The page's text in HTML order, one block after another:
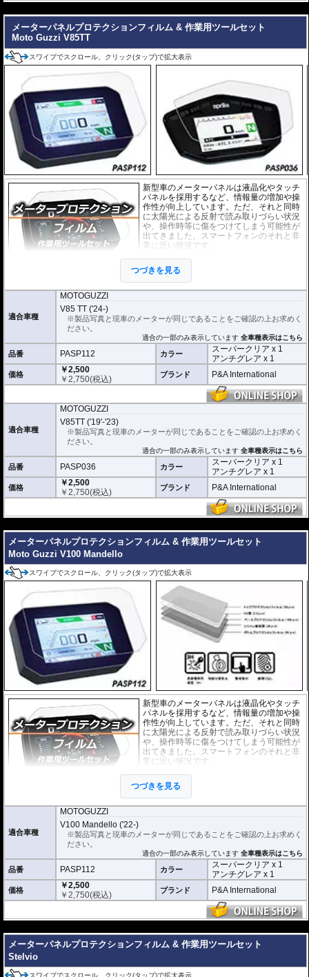
メーターパネルプロテクションフィルム & 作業用ツールセット
Moto Guzzi V85TT
スワイプでスクロール、クリック(タップ)で拡大表示
新型車のメーターバネルは液晶化やタッチ
パネルを採用するなど、情報量の増加や操
作性が向上しています。ただ、それと同時
に太陽光による反射で読み取りづらい状況
や、操作時等に傷をつけてしまう可能性が
出てきました。スマートフォンのそれと非
常に近い状況です。
このメーターパネルプロテクションフィル
ムは不要な傷や汚れからメーターパネルを
保護します。
ーパークリアとアンチグレア)が入っており、それぞれ目的に合わせたものをご
利用いただけます。
スーパークリア :耐摩耗性が非常に高く、
透明性の高いフィルム。貼り付けてしまう
とメーターになじみ、フィルムの存在がほ
とんどわからなくなります。
アンチグレア :
マット仕上げが施され、太
陽光などによる反射を軽減。視認性の低下
を防ぎ、メーターを読み取りやすくしま
す。もちろん傷に対しても有効です。
ニングクロス、細かい埃も除去する粘着シート、気泡の混入を防ぎ、きれいに
仕上げるスキージがセットになっています。
またこのフィルムは多少の気泡なら数時間から２日ほどで自然に気泡が消える
優れもの。満足のいく取付が容易になりました。
シリコーン系粘着材を採用し、メーターを痛めることがありません。フィルム
を剥がせば、元通りの状態になります。
つづきを見る
適合車種
MOTOGUZZI
V85 TT ('24-)
※製品写真と現車のメーターが同じであることをご確認の上お求めく
ださい。
適合の一部のみ表示しています全車種表示はこちら
品番 PASP112 カラー
スーパークリア x 1
アンチグレア x 1
価格
￥2,500
￥2,750(税込) ブランド P&A International
適合車種
MOTOGUZZI
V85TT ('19'-'23)
※製品写真と現車のメーターが同じであることをご確認の上お求めく
ださい。
適合の一部のみ表示しています全車種表示はこちら
品番 PASP036 カラー
スーパークリア x 1
アンチグレア x 1
価格
￥2,500
￥2,750(税込) ブランド P&A International
メーターパネルプロテクションフィルム & 作業用ツールセット
Moto Guzzi V100 Mandello
スワイプでスクロール、クリック(タップ)で拡大表示
新型車のメーターバネルは液晶化やタッチ
パネルを採用するなど、情報量の増加や操
作性が向上しています。ただ、それと同時
に太陽光による反射で読み取りづらい状況
や、操作時等に傷をつけてしまう可能性が
出てきました。スマートフォンのそれと非
常に近い状況です。
このメーターパネルプロテクションフィル
ムは不要な傷や汚れからメーターパネルを
保護します。
ーパークリアとアンチグレア)が入っており、それぞれ目的に合わせたものをご
利用いただけます。
スーパークリア :耐摩耗性が非常に高く、
透明性の高いフィルム。貼り付けてしまう
とメーターになじみ、フィルムの存在がほ
とんどわからなくなります。
アンチグレア :
マット仕上げが施され、太
陽光などによる反射を軽減。視認性の低下
を防ぎ、メーターを読み取りやすくしま
す。もちろん傷に対しても有効です。
取付キット付属 :取り付けに便利なクリー
ニングクロス、細かい埃も除去する粘着シート、気泡の混入を防ぎ、きれいに
仕上げるスキージがセットになっています。
またこのフィルムは 多少の気泡なら数時間から２日ほどで自然に気泡が消える
つづきを見る
適合車種
MOTOGUZZI
V100 Mandello ('22-)
※製品写真と現車のメーターが同じであることをご確認の上お求めく
ださい。
適合の一部のみ表示しています全車種表示はこちら
品番 PASP112 カラー
スーパークリア x 1
アンチグレア x 1
価格
￥2,500
￥2,750(税込) ブランド P&A International
メーターパネルプロテクションフィルム & 作業用ツールセット
Stelvio
スワイプでスクロール、クリック(タップ)で拡大表示